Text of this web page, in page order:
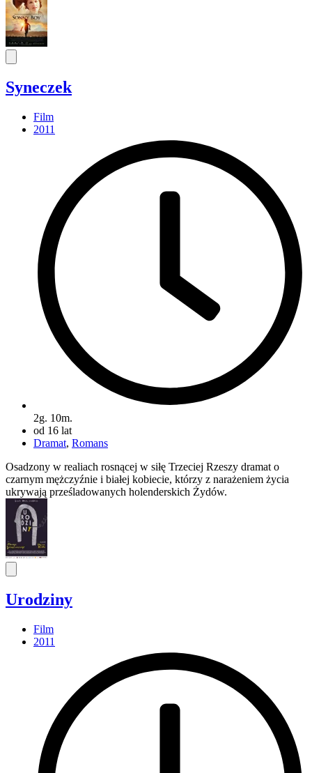
Syneczek
Film
2011
2g. 10m.
od 16 lat
Dramat, Romans
Osadzony w realiach rosnącej w siłę Trzeciej Rzeszy dramat o
czarnym mężczyźnie i białej kobiecie, którzy z narażeniem życia
ukrywają prześladowanych holenderskich Żydów.
Urodziny
Film
2011